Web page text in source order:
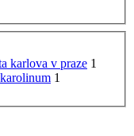
karlova v praze 1
1